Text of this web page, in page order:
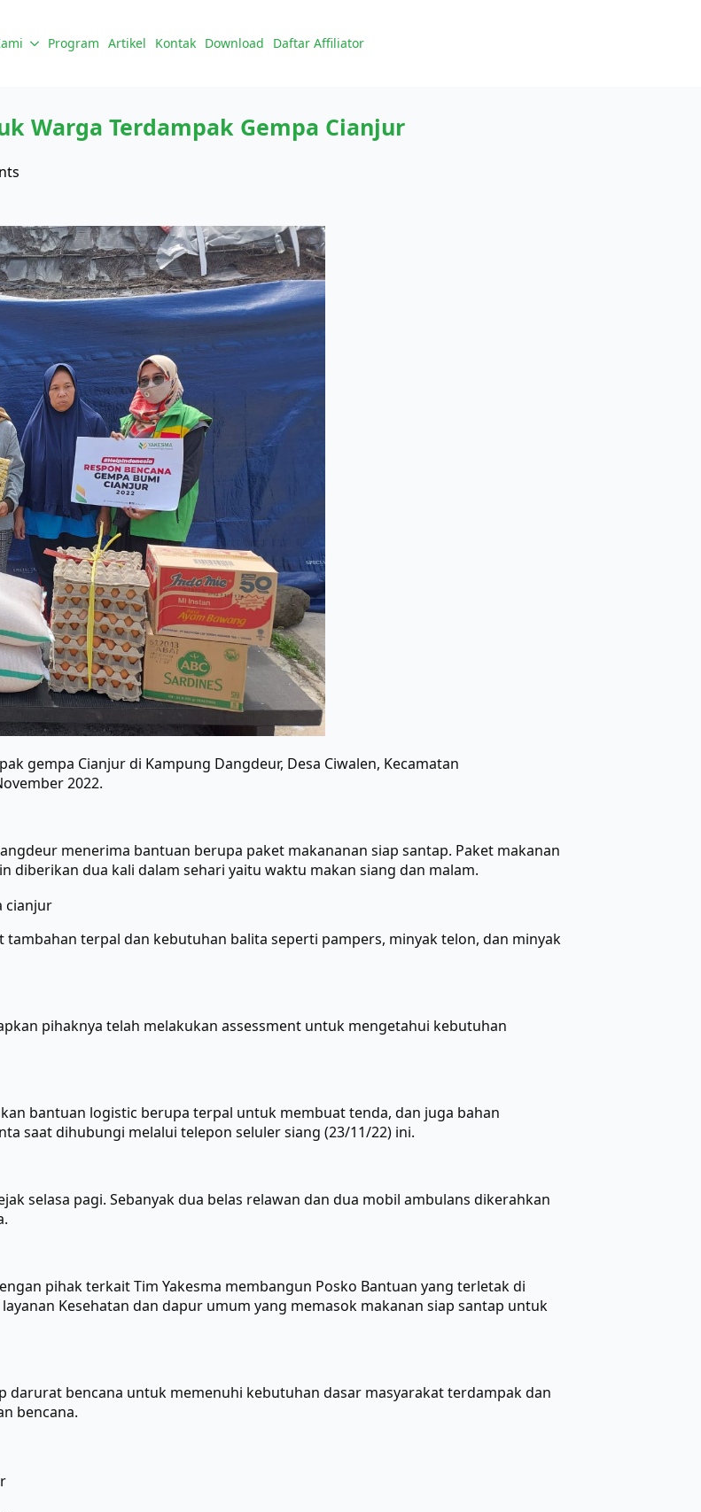
Program Artikel Kontak Download Daftar Affiliator
Warga Terdampak Gempa Cianjur
gempa Cianjur di Kampung Dangdeur, Desa Ciwalen, Kecamatan
2022.
menerima bantuan berupa paket makananan siap santap. Paket makanan
diberikan dua kali dalam sehari yaitu waktu makan siang dan malam.
terpal dan kebutuhan balita seperti pampers, minyak telon, dan minyak
pihaknya telah melakukan assessment untuk mengetahui kebutuhan
bantuan logistic berupa terpal untuk membuat tenda, dan juga bahan
saat dihubungi melalui telepon seluler siang (23/11/22) ini.
selasa pagi. Sebanyak dua belas relawan dan dua mobil ambulans dikerahkan
pihak terkait Tim Yakesma membangun Posko Bantuan yang terletak di
Kesehatan dan dapur umum yang memasok makanan siap santap untuk
darurat bencana untuk memenuhi kebutuhan dasar masyarakat terdampak dan
bencana.